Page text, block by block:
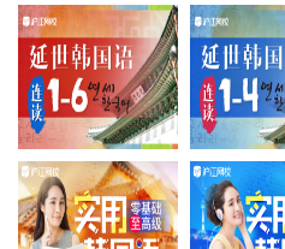
延世1-6册
实用零基础至高级